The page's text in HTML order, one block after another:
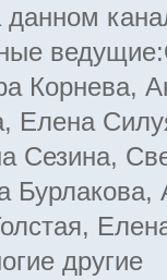
данном
Корнева,
Елена
Сезина,
Бурлакова,
другие